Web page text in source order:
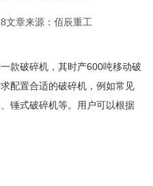
文章来源：佰辰重工
款破碎机，其时产600吨移动破
配置合适的破碎机，例如常见
锤式破碎机等。用户可以根据